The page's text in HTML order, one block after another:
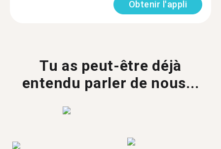
Obtenir l'appli
Tu as peut-être déjà
entendu parler de nous...